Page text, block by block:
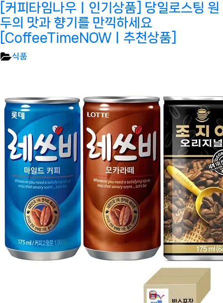
[커피타임나우ㅣ인기상품] 당일로스팅 원
두의 맛과 향기를 만끽하세요
[CoffeeTimeNOWㅣ추천상품]
식품